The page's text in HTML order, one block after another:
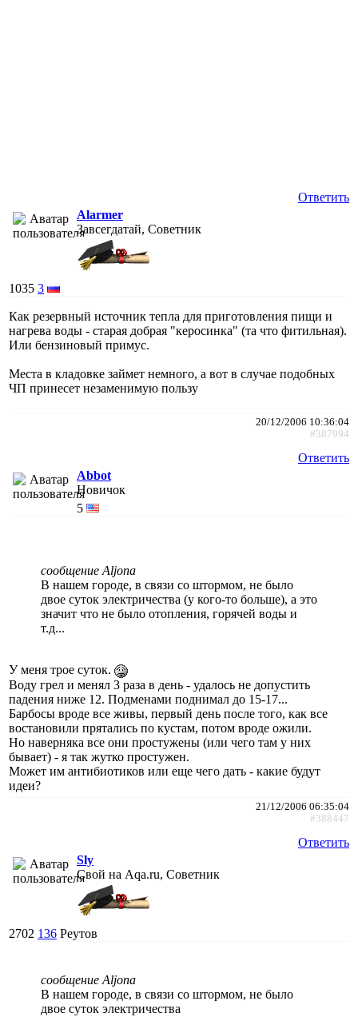
Ответить
Alarmer
Завсегдатай, Советник
1035 3
Как резервный источник тепла для приготовления пищи и
нагрева воды - старая добрая "керосинка" (та что фитильная).
Или бензиновый примус.
Места в кладовке займет немного, а вот в случае подобных
ЧП принесет незаменимую пользу
20/12/2006 10:36:04
#387994
Ответить
Abbot
Новичок
5
сообщение Aljona
В нашем городе, в связи со штормом, не было
двое суток электричества (у кого-то больше), а это
значит что не было отопления, горячей воды и
т.д...
У меня трое суток.
Воду грел и менял 3 раза в день - удалось не допустить
падения ниже 12. Подменами поднимал до 15-17...
Барбосы вроде все живы, первый день после того, как все
востановили прятались по кустам, потом вроде ожили.
Но наверняка все они простужены (или чего там у них
бывает) - я так жутко простужен.
Может им антибиотиков или еще чего дать - какие будут
идеи?
21/12/2006 06:35:04
#388447
Ответить
Sly
Свой на Aqa.ru, Советник
2702 136 Реутов
сообщение Aljona
В нашем городе, в связи со штормом, не было
двое суток электричества